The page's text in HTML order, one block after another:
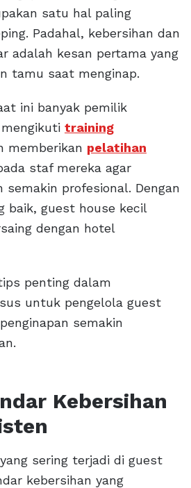
satu hal paling
Padahal, kebersihan dan
adalah kesan pertama yang
tamu saat menginap.
ini banyak pemilik
training
memberikan pelatihan
staf mereka agar
semakin profesional. Dengan
baik, guest house kecil
dengan hotel
penting dalam
untuk pengelola guest
semakin
Kebersihan
sering terjadi di guest
kebersihan yang